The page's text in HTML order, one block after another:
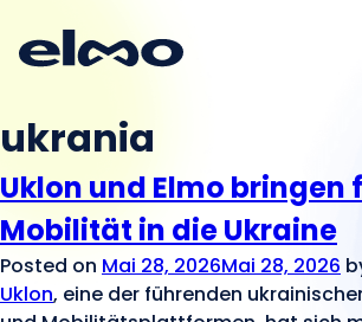
ukrania
Uklon und Elmo bringen
Mobilität in die Ukraine
Posted on Mai 28, 2026Mai 28, 2026
Uklon, eine der führenden